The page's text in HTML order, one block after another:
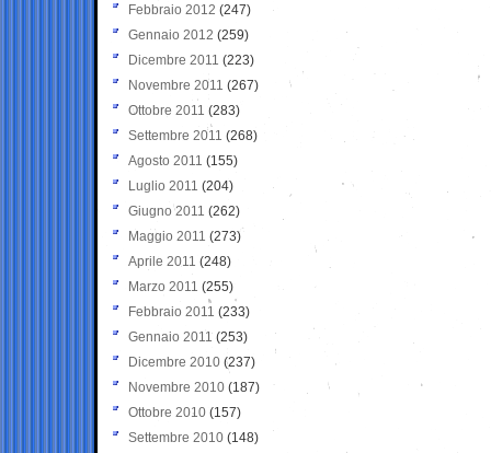
Febbraio 2012 (247)
Gennaio 2012 (259)
Dicembre 2011 (223)
Novembre 2011 (267)
Ottobre 2011 (283)
Settembre 2011 (268)
Agosto 2011 (155)
Luglio 2011 (204)
Giugno 2011 (262)
Maggio 2011 (273)
Aprile 2011 (248)
Marzo 2011 (255)
Febbraio 2011 (233)
Gennaio 2011 (253)
Dicembre 2010 (237)
Novembre 2010 (187)
Ottobre 2010 (157)
Settembre 2010 (148)